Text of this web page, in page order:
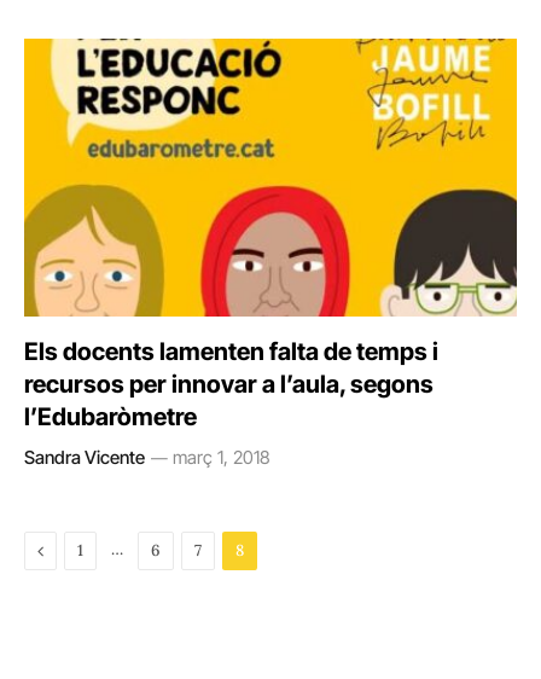
Els docents lamenten falta de temps i
recursos per innovar a l’aula, segons
l’Edubaròmetre
Sandra Vicente març 1, 2018
Previous
1 … 6 7 8